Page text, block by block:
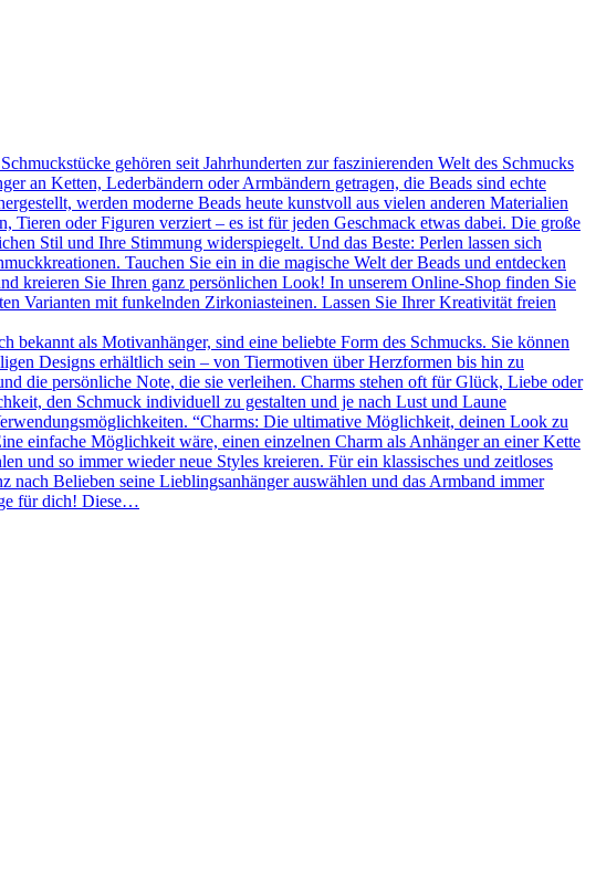
gehören seit Jahrhunderten zur faszinierenden Welt des Schmucks
an Ketten, Lederbändern oder Armbändern getragen, die Beads sind echte
werden moderne Beads heute kunstvoll aus vielen anderen Materialien
oder Figuren verziert – es ist für jeden Geschmack etwas dabei. Die große
Stil und Ihre Stimmung widerspiegelt. Und das Beste: Perlen lassen sich
Tauchen Sie ein in die magische Welt der Beads und entdecken
kreieren Sie Ihren ganz persönlichen Look! In unserem Online-Shop finden Sie
Varianten mit funkelnden Zirkoniasteinen. Lassen Sie Ihrer Kreativität freien
als Motivanhänger, sind eine beliebte Form des Schmucks. Sie können
Designs erhältlich sein – von Tiermotiven über Herzformen bis hin zu
die persönliche Note, die sie verleihen. Charms stehen oft für Glück, Liebe oder
den Schmuck individuell zu gestalten und je nach Lust und Laune
“Charms: Die ultimative Möglichkeit, deinen Look zu
einfache Möglichkeit wäre, einen einzelnen Charm als Anhänger an einer Kette
und so immer wieder neue Styles kreieren. Für ein klassisches und zeitloses
Belieben seine Lieblingsanhänger auswählen und das Armband immer
für dich! Diese…